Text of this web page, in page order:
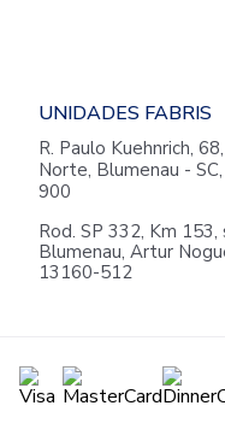
UNIDADES FABRIS
R. Paulo Kuehnrich,
Norte, Blumenau -
900
Rod. SP 332, Km 153,
Blumenau, Artur
13160-512